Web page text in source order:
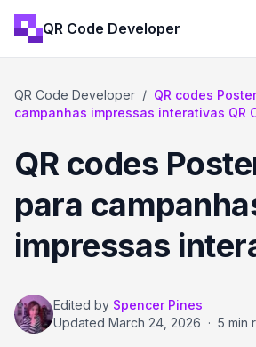
QR Code Developer
QR Code Developer / QR codes
campanhas impressas interativas QR
QR codes
para
impressas
Edited by Spencer Pines
Updated March 24, 2026 · 5 min